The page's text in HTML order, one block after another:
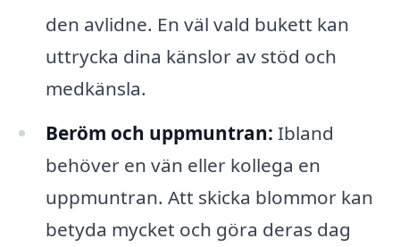
den avlidne. En väl vald bukett kan
uttrycka dina känslor av stöd och
medkänsla.
Beröm och uppmuntran: Ibland
behöver en vän eller kollega en
uppmuntran. Att skicka blommor kan
betyda mycket och göra deras dag